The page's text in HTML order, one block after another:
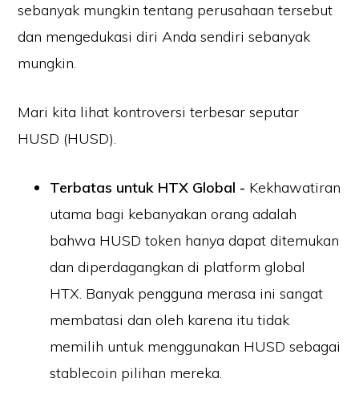
sebanyak mungkin tentang perusahaan tersebut
dan mengedukasi diri Anda sendiri sebanyak
mungkin.
Mari kita lihat kontroversi terbesar seputar
HUSD (HUSD).
Terbatas untuk HTX Global - Kekhawatiran
utama bagi kebanyakan orang adalah
bahwa HUSD token hanya dapat ditemukan
dan diperdagangkan di platform global
HTX. Banyak pengguna merasa ini sangat
membatasi dan oleh karena itu tidak
memilih untuk menggunakan HUSD sebagai
stablecoin pilihan mereka.